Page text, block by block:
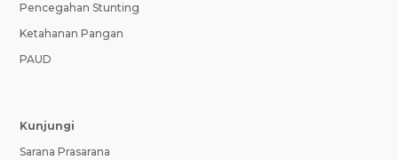
Pencegahan Stunting
Ketahanan Pangan
PAUD
Kunjungi
Sarana Prasarana